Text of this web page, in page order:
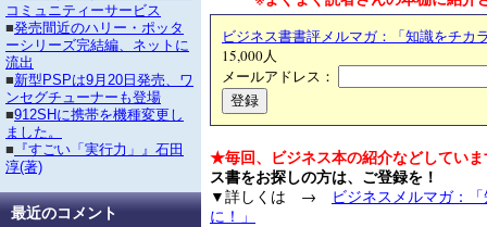
ビジネス書書評メルマガ：「知識をチカ
15,000人
メールアドレス：
★毎回、ビジネス本の紹介などしてい
ス書をお探しの方は、ご登録を！
▼詳しくは →
ビジネスメルマガ：
に！」
コミュニティーサービス
■発売間近のハリー・ポッタ
ーシリーズ完結編、ネットに
流出
■新型PSPは9月20日発売、ワ
ンセグチューナーも登場
■912SHに携帯を機種変更し
ました。
■ 『すごい「実行力」』石田
淳(著)
最近のコメント